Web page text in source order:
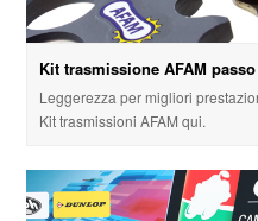
Kit trasmissione AFAM
Leggerezza per migliori
Kit trasmissioni AFAM qui.